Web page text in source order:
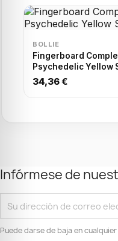
BOLLIE
Fingerboard
Psychedelic Yellow
34,36 €
Infórmese de
Puede darse de baja en